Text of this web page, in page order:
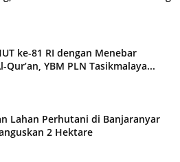
ke-81 RI dengan Menebar
Qur’an, YBM PLN Tasikmalaya...
Lahan Perhutani di Banjaranyar
2 Hektare